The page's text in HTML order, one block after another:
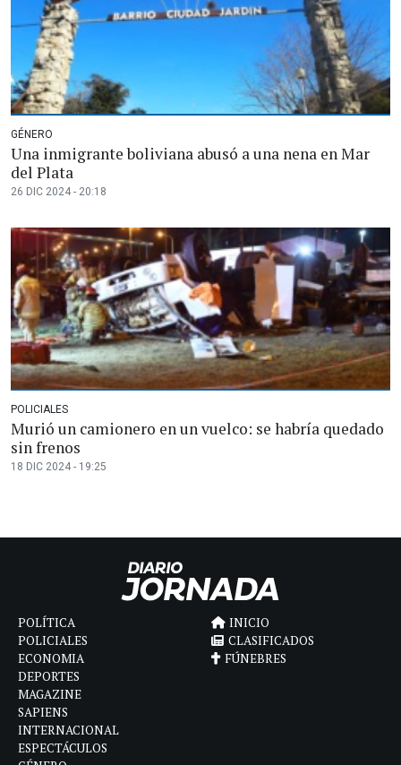
GÉNERO
Una inmigrante boliviana abusó a una nena en Mar
del Plata
26 DIC 2024 - 20:18
POLICIALES
Murió un camionero en un vuelco: se habría quedado
sin frenos
18 DIC 2024 - 19:25
POLÍTICA
POLICIALES
ECONOMIA
DEPORTES
MAGAZINE
SAPIENS
INTERNACIONAL
ESPECTÁCULOS
INICIO
CLASIFICADOS
FÚNEBRES